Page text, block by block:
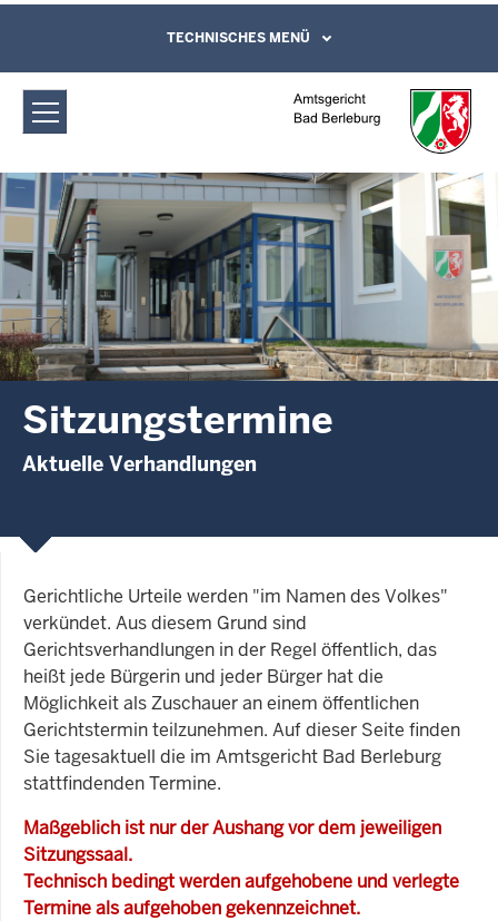
Amtsgericht Bad Berleburg:
Sitzungstermine
Direkt zum Inhalt
Leichte Sprache, Gebärdensprachenvideo
und Kontaktformular
TECHNISCHES MENÜ
Sitzungstermine
Aktuelle Verhandlungen
Gerichtliche Urteile werden "im Namen des Volkes"
verkündet. Aus diesem Grund sind
Gerichtsverhandlungen in der Regel öffentlich, das
heißt jede Bürgerin und jeder Bürger hat die
Möglichkeit als Zuschauer an einem öffentlichen
Gerichtstermin teilzunehmen. Auf dieser Seite finden
Sie tagesaktuell die im Amtsgericht Bad Berleburg
stattfindenden Termine.
Maßgeblich ist nur der Aushang vor dem jeweiligen
Sitzungssaal.
Technisch bedingt werden aufgehobene und verlegte
Termine als aufgehoben gekennzeichnet.